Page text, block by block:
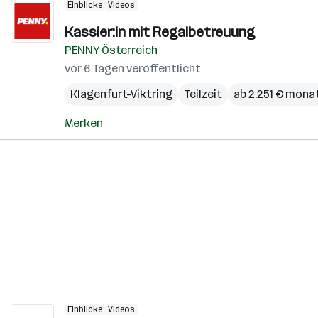
Einblicke Videos
Kassier:in mit Regalbetreuung
PENNY Österreich
vor 6 Tagen veröffentlicht
Klagenfurt-Viktring
Teilzeit ab 2.251 €
Merken
Einblicke Videos